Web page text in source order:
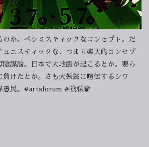
のか。ペシミスティックなコンセプト。だ
ュニスティックな、つまり楽天的コンセプ
陰謀論。日本で大地震が起こるとか。要ら
負けたとか。さも大袈裟に喧伝するシワ
愚民。#artsforum #陰謀論